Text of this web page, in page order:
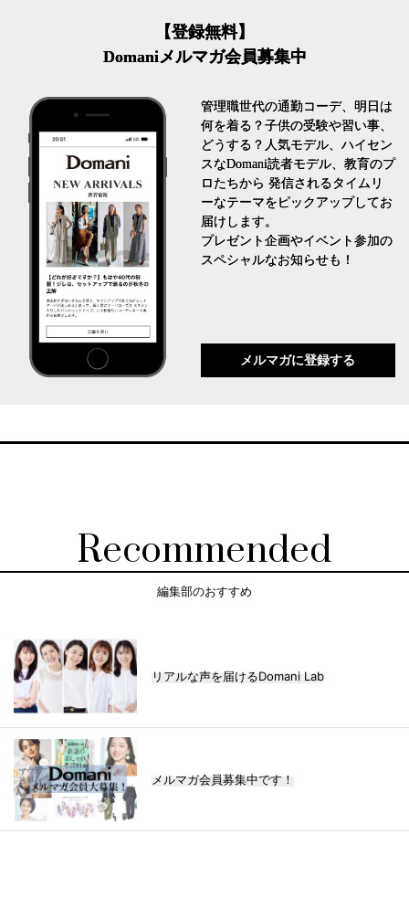
【登録無料】
Domaniメルマガ会員募集中
管理職世代の通勤コーデ、明日は
何を着る？子供の受験や習い事、
どうする？人気モデル、ハイセン
スなDomani読者モデル、教育のプ
ロたちから 発信されるタイムリ
ーなテーマをピックアップしてお
届けします。
プレゼント企画やイベント参加の
スペシャルなお知らせも！
メルマガに登録する
Recommended
編集部のおすすめ
リアルな声を届けるDomani Lab
メルマガ会員募集中です！